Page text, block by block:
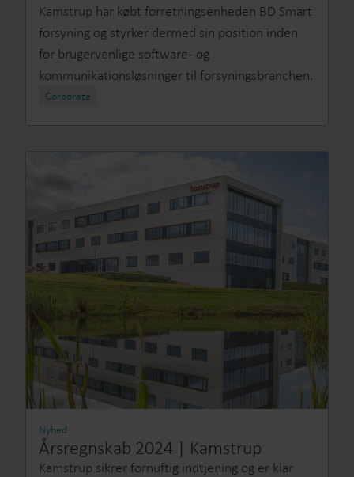
Kamstrup har købt forretningsenheden BD Smart
forsyning og styrker dermed sin position inden
for brugervenlige software- og
kommunikationsløsninger til forsyningsbranchen.
Corporate
Nyhed
Årsregnskab 2024 | Kamstrup
Kamstrup sikrer fornuftig indtjening og er klar